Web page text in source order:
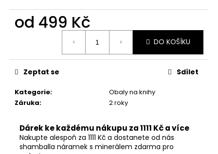
od 499 Kč
DO KOŠÍKU
Kategorie:
Obaly na knihy
Záruka: 2 roky
Zeptat se Sdílet
Dárek ke každému nákupu za 1111 Kč a více
Nakupte alespoň za 1111 Kč a dostanete od nás
shamballa náramek s minerálem zdarma pro